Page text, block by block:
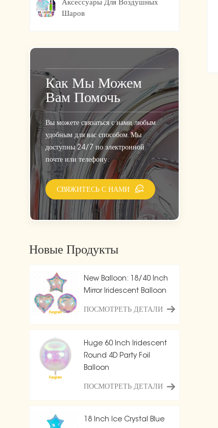
Шаров
Как Мы Можем
Вам Помочь
Вы можете связаться с нами любым
удобным для вас способом. Мы
доступны 24/7 по электронной
почте или телефону.
СВЯЖИТЕСЬ С НАМИ
Новые Продукты
New Balloon: 18/40 Inch
Mirror Iridescent Balloon
ПОСМОТРЕТЬ ДЕТАЛИ
Huge 60 Inch Iridescent
Round 4D Party Foil
Balloon
ПОСМОТРЕТЬ ДЕТАЛИ
18 Inch Ice Crystal Blue